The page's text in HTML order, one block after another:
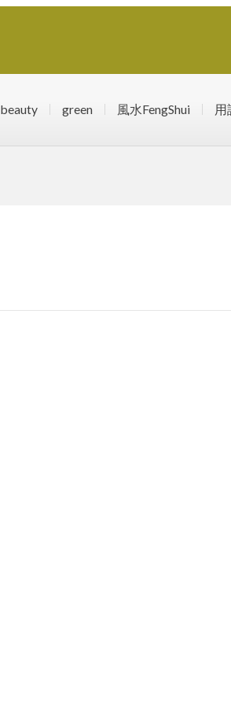
beauty green 風水FengShui 用